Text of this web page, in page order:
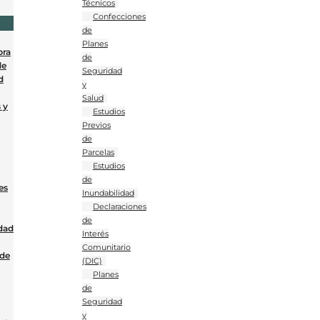
y
Técnicos
Confecciones
de
Planes
de
Seguridad
y
Salud
Estudios
Previos
de
Parcelas
Estudios
de
Inundabilidad
Declaraciones
de
Interés
Comunitario
(DIC)
Planes
de
Seguridad
y